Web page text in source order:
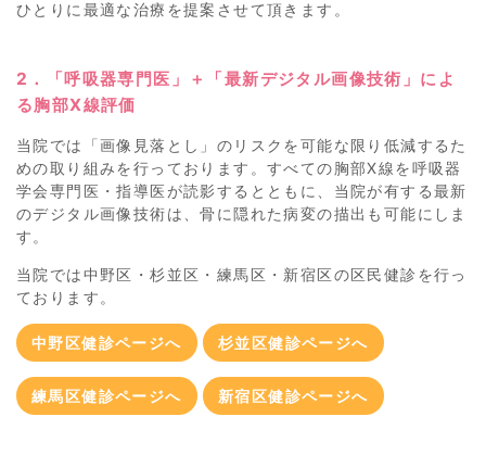
ひとりに最適な治療を提案させて頂きます。
2．「呼吸器専門医」＋「最新デジタル画像技術」によ
る胸部X線評価
当院では「画像見落とし」のリスクを可能な限り低減するた
めの取り組みを行っております。すべての胸部X線を呼吸器
学会専門医・指導医が読影するとともに、当院が有する最新
のデジタル画像技術は、骨に隠れた病変の描出も可能にしま
す。
当院では中野区・杉並区・練馬区・新宿区の区民健診を行っ
ております。
中野区健診ページへ 杉並区健診ページへ
練馬区健診ページへ 新宿区健診ページへ